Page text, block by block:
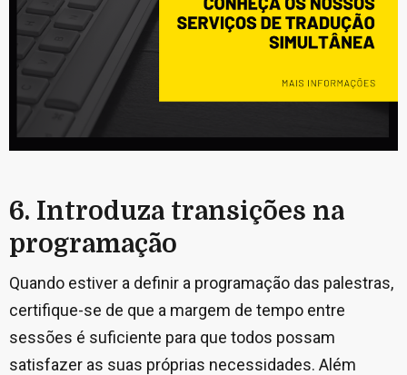
6. Introduza transições na
programação
Quando estiver a definir a programação das palestras,
certifique-se de que a margem de tempo entre
sessões é suficiente para que todos possam
satisfazer as suas próprias necessidades. Além